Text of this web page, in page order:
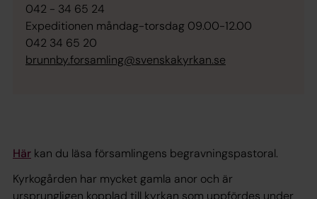
042 - 34 65 24
Expeditionen måndag-torsdag 09.00-12.00
042 34 65 20
brunnby.forsamling@svenskakyrkan.se
Här kan du läsa församlingens begravningspastoral.
Kyrkogården har mycket gamla anor och är
ursprungligen kopplad till kyrkan som uppfördes under